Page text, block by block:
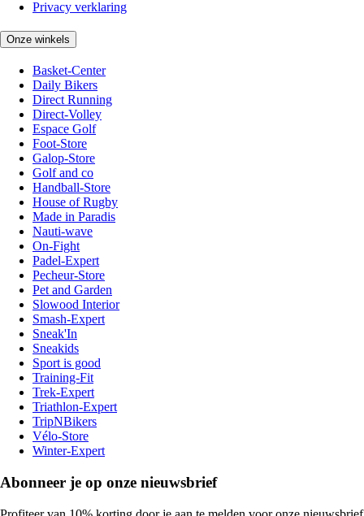
Privacy verklaring
Onze winkels
Basket-Center
Daily Bikers
Direct Running
Direct-Volley
Espace Golf
Foot-Store
Galop-Store
Golf and co
Handball-Store
House of Rugby
Made in Paradis
Nauti-wave
On-Fight
Padel-Expert
Pecheur-Store
Pet and Garden
Slowood Interior
Smash-Expert
Sneak'In
Sneakids
Sport is good
Training-Fit
Trek-Expert
Triathlon-Expert
TripNBikers
Vélo-Store
Winter-Expert
Abonneer je op onze nieuwsbrief